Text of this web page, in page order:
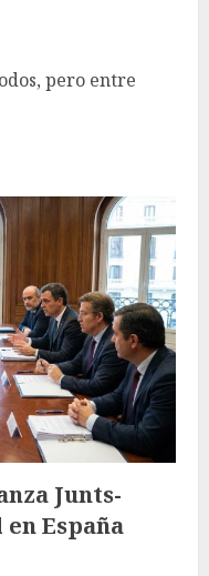
pero entre
Junts-
en España